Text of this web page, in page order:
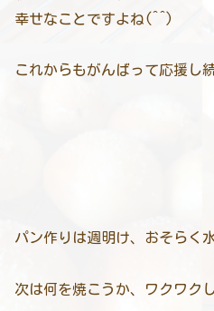
幸せなことですよね(^^)
これからもがんばって応援し
パン作りは週明け、おそらく
次は何を焼こうか、ワクワク